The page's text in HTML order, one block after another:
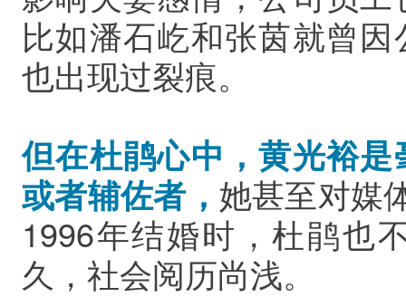
比如潘石屹和张茵就曾
也出现过裂痕。
但在杜鹃心中，黄光裕
或者辅佐者， 她甚至对媒
1996年结婚时，杜鹃也
久，社会阅历尚浅。